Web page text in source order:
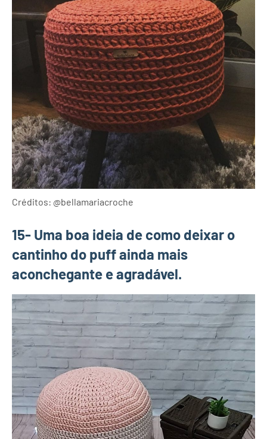
Créditos: @bellamariacroche
15- Uma boa ideia de como deixar o
cantinho do puff ainda mais
aconchegante e agradável.